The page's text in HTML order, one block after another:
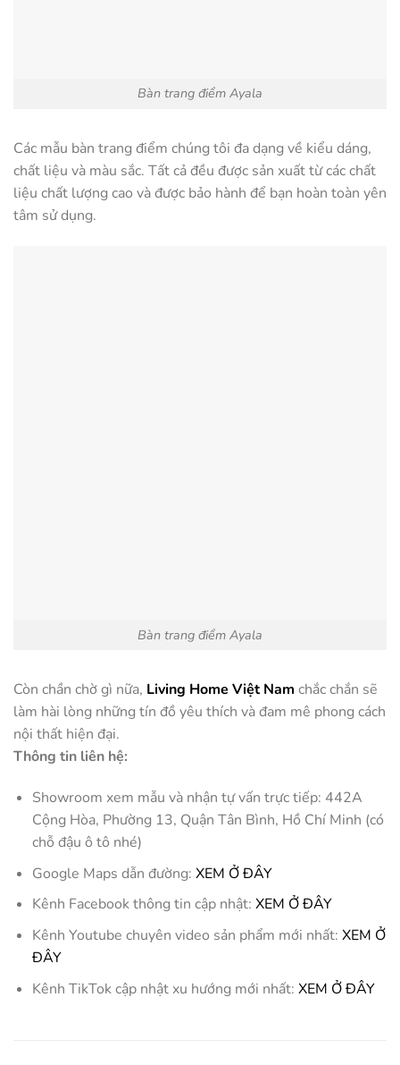
Bàn trang điểm Ayala
Các mẫu bàn trang điểm chúng tôi đa dạng về kiểu dáng,
chất liệu và màu sắc. Tất cả đều được sản xuất từ các chất
liệu chất lượng cao và được bảo hành để bạn hoàn toàn yên
tâm sử dụng.
Bàn trang điểm Ayala
Còn chần chờ gì nữa, Living Home Việt Nam chắc chắn sẽ
làm hài lòng những tín đồ yêu thích và đam mê phong cách
nội thất hiện đại.
Thông tin liên hệ:
Showroom xem mẫu và nhận tự vấn trực tiếp: 442A
Cộng Hòa, Phường 13, Quận Tân Bình, Hồ Chí Minh (có
chỗ đậu ô tô nhé)
Google Maps dẫn đường: XEM Ở ĐÂY
Kênh Facebook thông tin cập nhật: XEM Ở ĐÂY
Kênh Youtube chuyên video sản phẩm mới nhất: XEM Ở
ĐÂY
Kênh TikTok cập nhật xu hướng mới nhất: XEM Ở ĐÂY